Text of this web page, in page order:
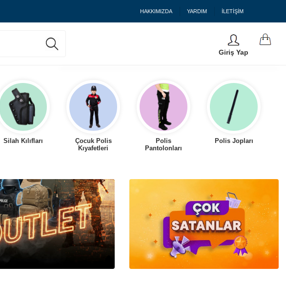
HAKKIMIZDA YARDIM İLETİŞİM
Giriş Yap
Silah Kılıfları
Çocuk Polis
Kıyafetleri
Polis
Pantolonları
Polis Jopları
Polis Tişörtleri Polis Cüzdanları
Polis Şapka ve
Kepleri